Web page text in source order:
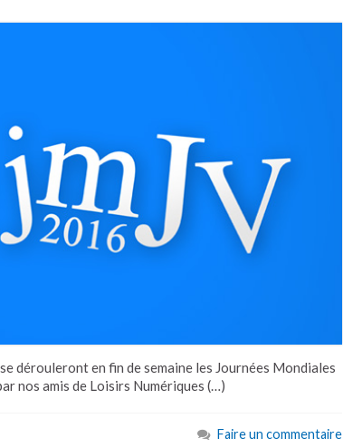
dérouleront en fin de semaine les Journées Mondiales
nos amis de Loisirs Numériques (…)
Faire un commentaire